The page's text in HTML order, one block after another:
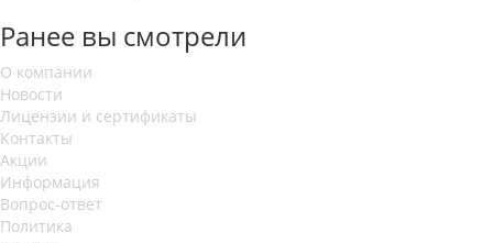
Ранее вы смотрели
О компании
Новости
Лицензии и сертификаты
Контакты
Акции
Информация
Вопрос-ответ
Политика